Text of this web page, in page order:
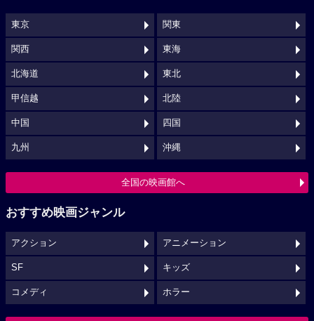
東京 関東
関西 東海
北海道 東北
甲信越 北陸
中国 四国
九州 沖縄
全国の映画館へ
おすすめ映画ジャンル
アクション アニメーション
SF キッズ
コメディ ホラー